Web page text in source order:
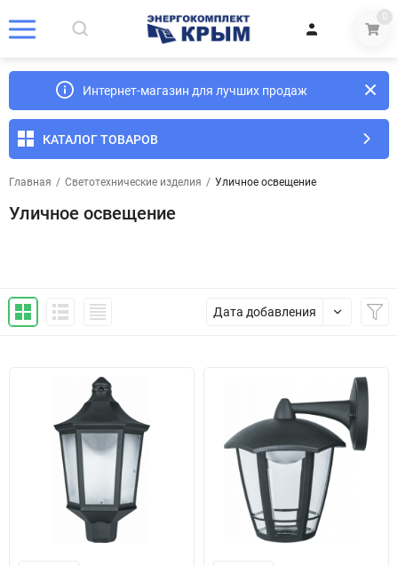
0
Интернет-магазин для лучших продаж
КАТАЛОГ ТОВАРОВ
Главная / Светотехнические изделия / Уличное освещение
Уличное освещение
Дата добавления